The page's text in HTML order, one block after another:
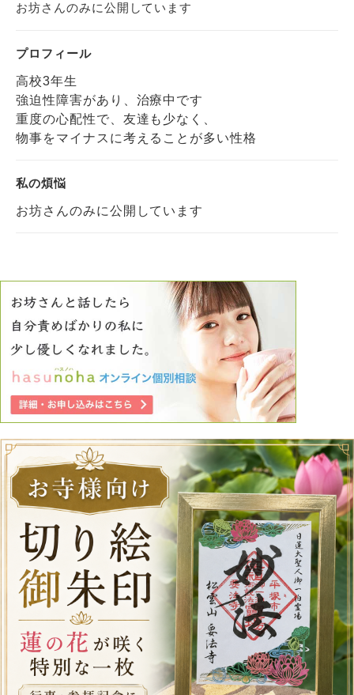
お坊さんのみに公開しています
プロフィール
高校3年生
強迫性障害があり、治療中です
重度の心配性で、友達も少なく、
物事をマイナスに考えることが多い性格
私の煩悩
お坊さんのみに公開しています